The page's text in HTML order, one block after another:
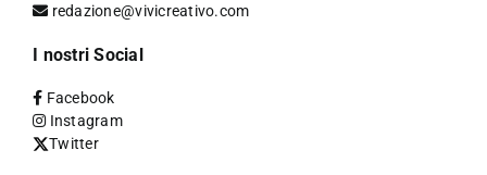
redazione@vivicreativo.com
I nostri Social
Facebook
Instagram
Twitter